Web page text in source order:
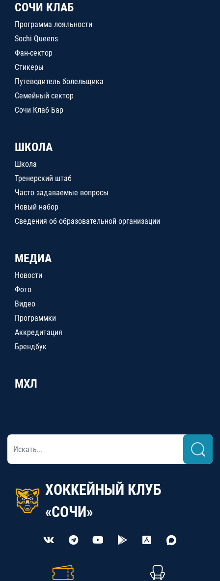
СОЧИ КЛАБ
Программа лояльности
Sochi Queens
Фан-сектор
Стикеры
Путеводитель болельщика
Семейный сектор
Сочи Клаб Бар
ШКОЛА
Школа
Тренерский штаб
Часто задаваемые вопросы
Новый набор
Сведения об образовательной организации
МЕДИА
Новости
Фото
Видео
Программки
Аккредитация
Брендбук
МХЛ
ХОККЕЙНЫЙ КЛУБ
«СОЧИ»